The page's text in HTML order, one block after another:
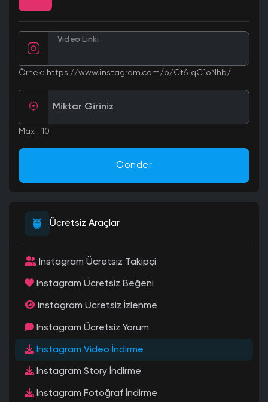
Video Linki
Örnek: https://www.instagram.com/p/Ct6_qC1oNhb/
Miktar Giriniz
Max : 10
Gönder
Ücretsiz Araçlar
Instagram Ücretsiz Takipçi
Instagram Ücretsiz Beğeni
Instagram Ücretsiz İzlenme
Instagram Ücretsiz Yorum
Instagram Video İndirme
Instagram Story İndirme
Instagram Fotoğraf İndirme